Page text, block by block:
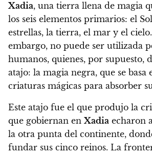
Xadia, una tierra llena de magia
los seis elementos primarios: el
estrellas, la tierra, el mar y el
embargo, no puede ser utilizada
humanos, quienes, por supuesto,
atajo: la magia negra, que se
criaturas mágicas para absorber
Este atajo fue el que produjo la
que gobiernan en Xadia echaron
la otra punta del continente,
fundar sus cinco reinos. La